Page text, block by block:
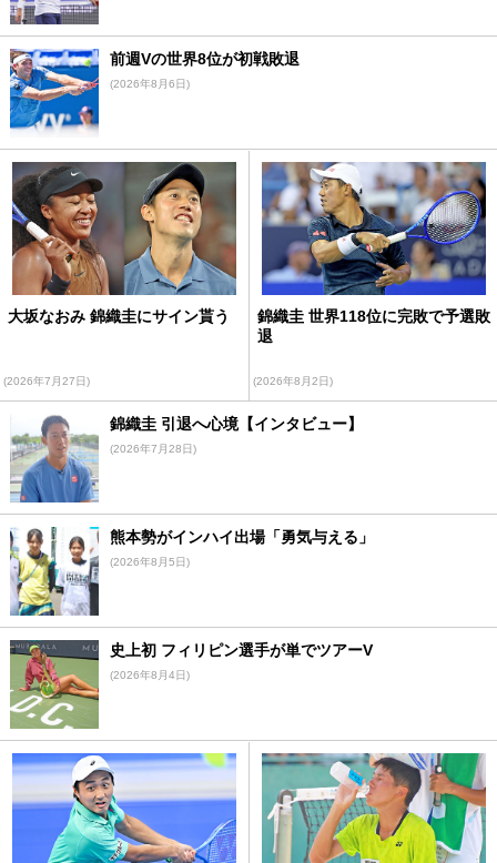
前週Vの世界8位が初戦敗退
(2026年8月6日)
大坂なおみ 錦織圭にサイン貰う
(2026年7月27日)
錦織圭 世界118位に完敗で予選敗
退
(2026年8月2日)
錦織圭 引退へ心境【インタビュー】
(2026年7月28日)
熊本勢がインハイ出場「勇気与える」
(2026年8月5日)
史上初 フィリピン選手が単でツアーV
(2026年8月4日)